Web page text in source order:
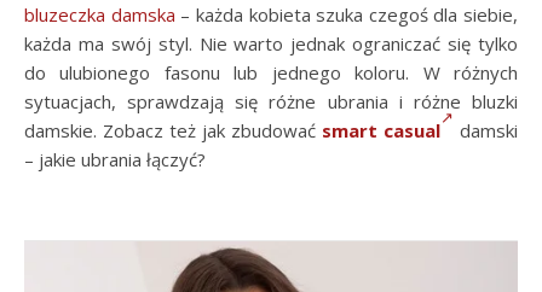
bluzeczka damska – każda kobieta szuka czegoś dla siebie,
każda ma swój styl. Nie warto jednak ograniczać się tylko
do ulubionego fasonu lub jednego koloru. W różnych
sytuacjach, sprawdzają się różne ubrania i różne bluzki
damskie. Zobacz też jak zbudować smart casual
damski
– jakie ubrania łączyć?